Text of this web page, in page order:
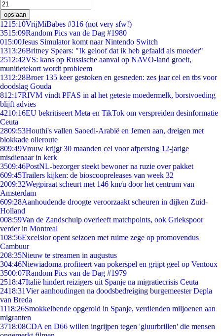
opslaan
1215:10VrijMiBabes #316 (not very sfw!)
3515:09Random Pics van de Dag #1980
015:00Jesus Simulator komt naar Nintendo Switch
1313:26Britney Spears: "Ik geloof dat ik heb gefaald als moeder"
2512:42VS: kans op Russische aanval op NAVO-land groeit,
munitietekort wordt probleem
1312:28Broer 135 keer gestoken en gesneden: zes jaar cel en tbs voor
doodslag Gouda
812:17RIVM vindt PFAS in al het geteste moedermelk, borstvoeding
blijft advies
4210:16EU bekritiseert Meta en TikTok om verspreiden desinformatie
Ceuta
2809:53Houthi's vallen Saoedi-Arabië en Jemen aan, dreigen met
blokkade olieroute
809:49Vrouw krijgt 30 maanden cel voor afpersing 12-jarige
misdienaar in kerk
3509:46PostNL-bezorger steekt bewoner na ruzie over pakket
609:45Trailers kijken: de bioscoopreleases van week 32
2009:32Wegpiraat scheurt met 146 km/u door het centrum van
Amsterdam
609:28Aanhoudende droogte veroorzaakt scheuren in dijken Zuid-
Holland
008:59Van de Zandschulp overleeft matchpoints, ook Griekspoor
verder in Montreal
108:56Excelsior opent seizoen met ruime zege op promovendus
Cambuur
208:35Nieuw te streamen in augustus
304:46Niewiadoma profiteert van pokerspel en grijpt geel op Ventoux
3500:07Random Pics van de Dag #1979
2518:47Italië hindert reizigers uit Spanje na migratiecrisis Ceuta
2418:31Vier aanhoudingen na doodsbedreiging burgemeester Depla
van Breda
1118:26Smokkelbende opgerold in Spanje, verdienden miljoenen aan
migranten
3718:08CDA en D66 willen ingrijpen tegen 'gluurbrillen' die mensen